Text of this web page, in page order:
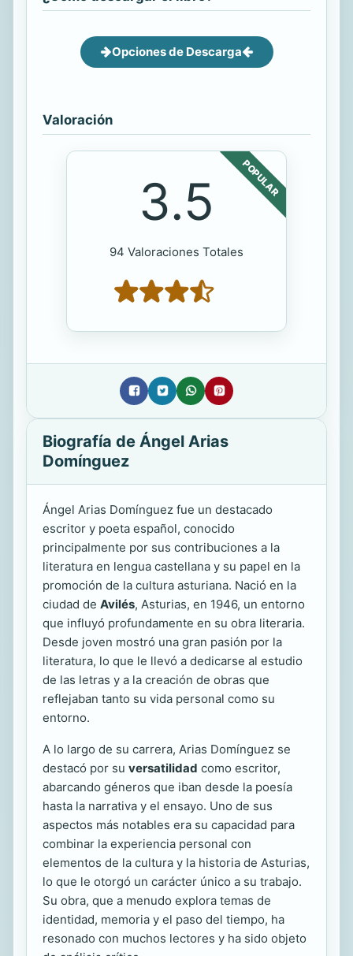
Opciones de Descarga
Valoración
POPULAR
3.5
94 Valoraciones Totales
Biografía de Ángel Arias
Domínguez
Ángel Arias Domínguez fue un destacado
escritor y poeta español, conocido
principalmente por sus contribuciones a la
literatura en lengua castellana y su papel en la
promoción de la cultura asturiana. Nació en la
ciudad de Avilés, Asturias, en 1946, un entorno
que influyó profundamente en su obra literaria.
Desde joven mostró una gran pasión por la
literatura, lo que le llevó a dedicarse al estudio
de las letras y a la creación de obras que
reflejaban tanto su vida personal como su
entorno.
A lo largo de su carrera, Arias Domínguez se
destacó por su versatilidad como escritor,
abarcando géneros que iban desde la poesía
hasta la narrativa y el ensayo. Uno de sus
aspectos más notables era su capacidad para
combinar la experiencia personal con
elementos de la cultura y la historia de Asturias,
lo que le otorgó un carácter único a su trabajo.
Su obra, que a menudo explora temas de
identidad, memoria y el paso del tiempo, ha
resonado con muchos lectores y ha sido objeto